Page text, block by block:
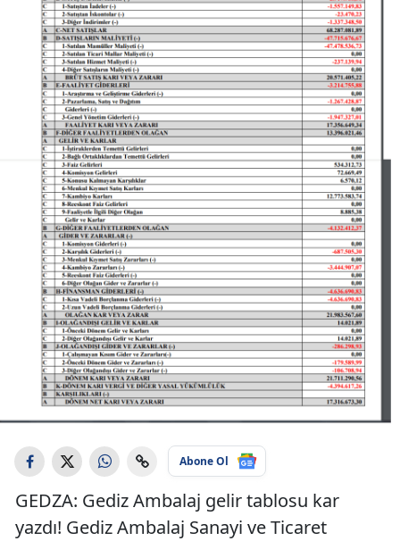
Abone Ol
GEDZA: Gediz Ambalaj gelir tablosu kar
yazdı! Gediz Ambalaj Sanayi ve Ticaret